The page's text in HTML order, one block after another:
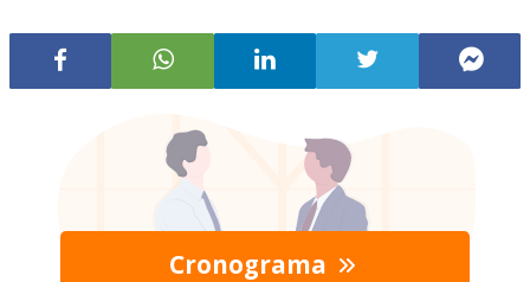
Cronograma